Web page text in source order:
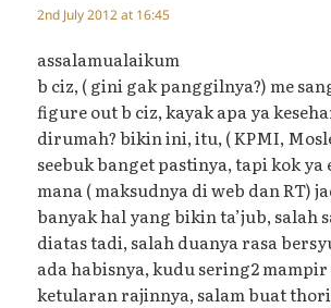
2nd July 2012 at 16:45
assalamualaikum
b ciz, ( gini gak panggilnya?) me
figure out b ciz, kayak apa ya
dirumah? bikin ini, itu, ( KPMI,
seebuk banget pastinya, tapi kok ya
mana ( maksudnya di web dan RT)
banyak hal yang bikin ta’jub, salah
diatas tadi, salah duanya rasa
ada habisnya, kudu sering2
ketularan rajinnya, salam buat